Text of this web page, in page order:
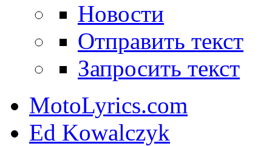
Новости
Отправить текст
Запросить текст
MotoLyrics.com
Ed Kowalczyk